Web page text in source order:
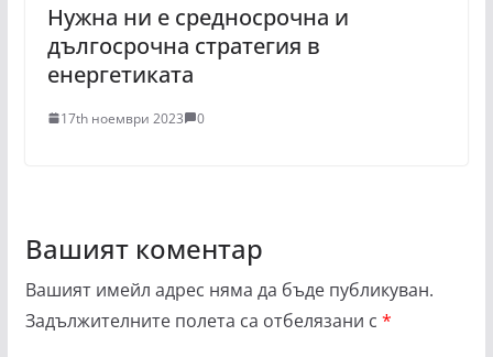
Нужна ни е средносрочна и
дългосрочна стратегия в
енергетиката
17th ноември 2023 0
Вашият коментар
Вашият имейл адрес няма да бъде публикуван.
Задължителните полета са отбелязани с *